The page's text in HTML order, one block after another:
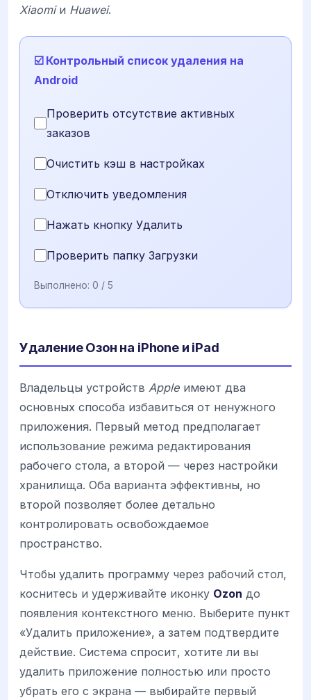
Xiaomiи Huawei.
☑️ Контрольный список удаления на
Android
Проверить отсутствие активных
заказов
Очистить кэш в настройках
Отключить уведомления
Нажать кнопку Удалить
Проверить папку Загрузки
Выполнено: 0 / 5
Удаление Озон на iPhone и iPad
Владельцы устройств Apple имеют два
основных способа избавиться от ненужного
приложения. Первый метод предполагает
использование режима редактирования
рабочего стола, а второй — через настройки
хранилища. Оба варианта эффективны, но
второй позволяет более детально
контролировать освобождаемое
пространство.
Чтобы удалить программу через рабочий стол,
коснитесь и удерживайте иконку Ozon до
появления контекстного меню. Выберите пункт
«Удалить приложение», а затем подтвердите
действие. Система спросит, хотите ли вы
удалить приложение полностью или просто
убрать его с экрана — выбирайте первый